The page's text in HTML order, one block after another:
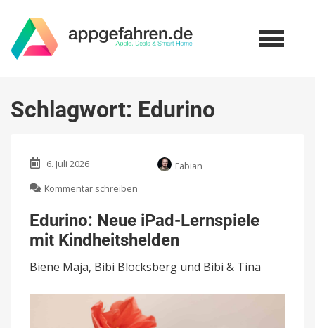
Schlagwort: Edurino
6. Juli 2026
Fabian
Kommentar schreiben
Neue
iPad-
Lernspiele
Kindheitshelden
Edurino: Neue iPad-Lernspiele
mit Kindheitshelden
Biene Maja, Bibi Blocksberg und Bibi & Tina